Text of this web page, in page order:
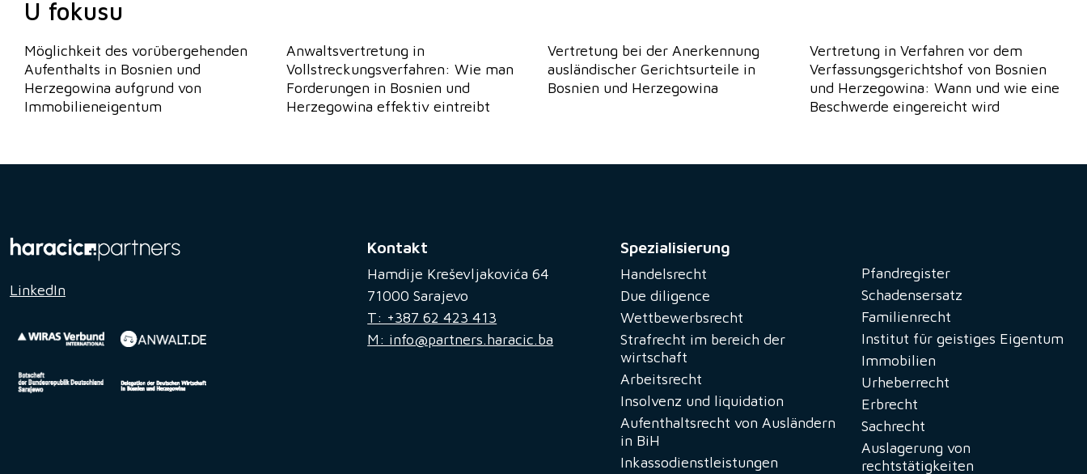
U fokusu
Möglichkeit des vorübergehenden
Aufenthalts in Bosnien und
Herzegowina aufgrund von
Immobilieneigentum
Anwaltsvertretung in
Vollstreckungsverfahren: Wie man
Forderungen in Bosnien und
Herzegowina effektiv eintreibt
Vertretung bei der Anerkennung
ausländischer Gerichtsurteile in
Bosnien und Herzegowina
Vertretung in Verfahren vor dem
Verfassungsgerichtshof von Bosnien
und Herzegowina: Wann und wie eine
Beschwerde eingereicht wird
LinkedIn
Kontakt
Hamdije Kreševljakovića 64
71000 Sarajevo
T: +387 62 423 413
M: info@partners.haracic.ba
Spezialisierung
Handelsrecht
Due diligence
Wettbewerbsrecht
Strafrecht im bereich der
wirtschaft
Arbeitsrecht
Insolvenz und liquidation
Aufenthaltsrecht von Ausländern
in BiH
Inkassodienstleistungen
Pfandregister
Schadensersatz
Familienrecht
Institut für geistiges Eigentum
Immobilien
Urheberrecht
Erbrecht
Sachrecht
Auslagerung von
rechtstätigkeiten